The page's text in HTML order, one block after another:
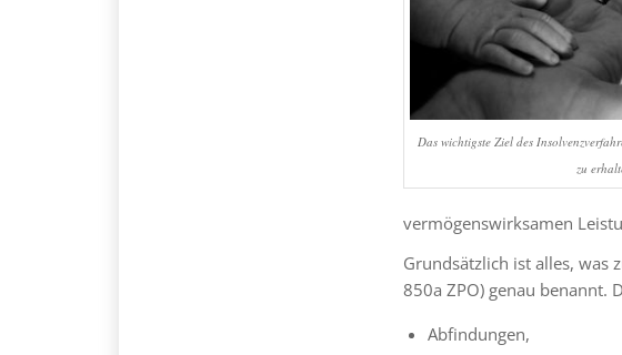
Das wichtigste Ziel des
zu
vermögenswirksamen
Grundsätzlich ist alles, was
850a ZPO) genau benannt.
Abfindungen,